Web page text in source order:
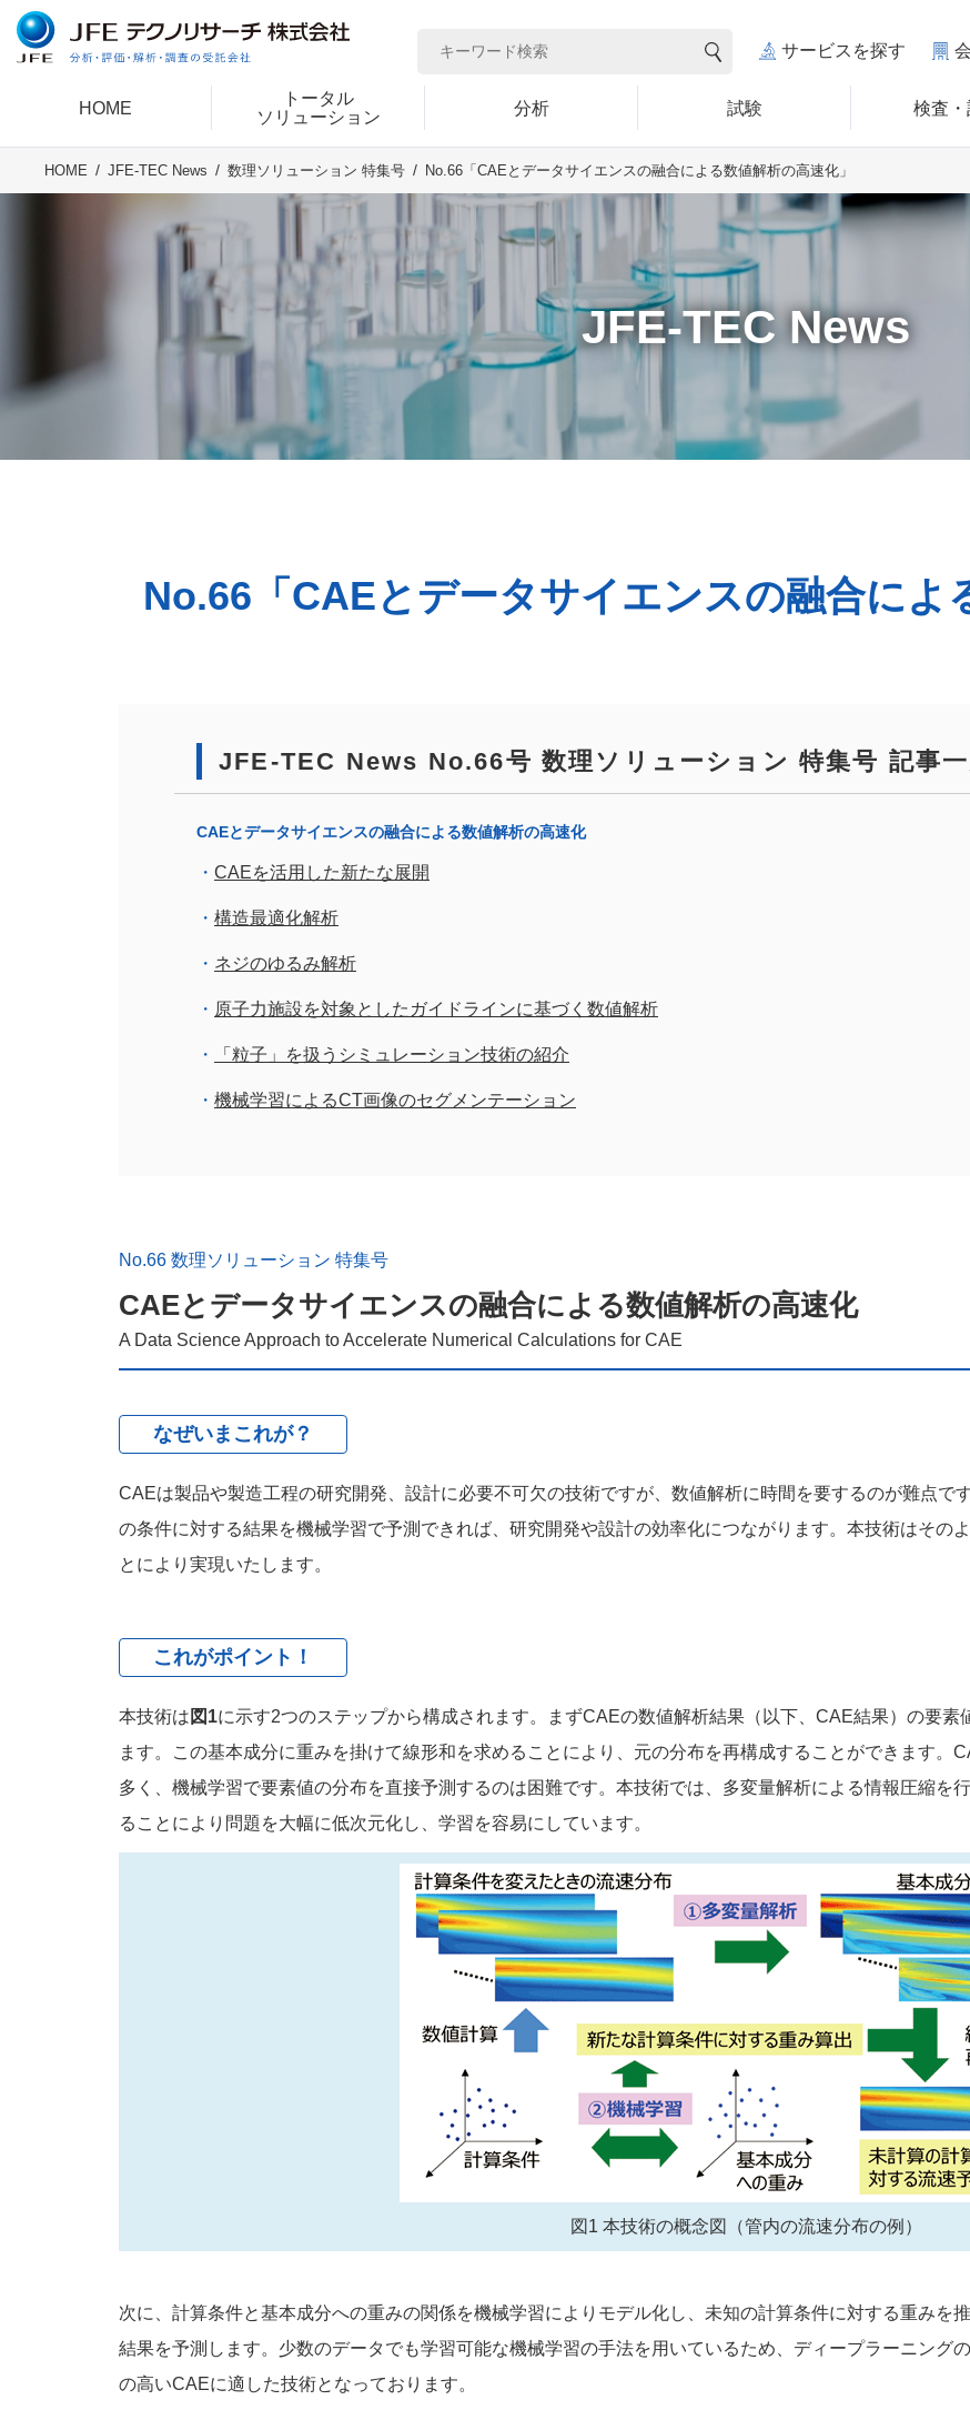
HOME
トータル
ソリューション
分析 試験 検査・
サービスを探す
HOME JFE-TEC News 数理ソリューション 特集号 No.66「CAEとデータサイエンスの融合による数値解析の高速化」
JFE-TEC News
No.66「CAEとデータサイエンスの融合によ
JFE-TEC News No.66号 数理ソリューション 特集号 記事
CAEとデータサイエンスの融合による数値解析の高速化
CAEを活用した新たな展開
構造最適化解析
ネジのゆるみ解析
原子力施設を対象としたガイドラインに基づく数値解析
「粒子」を扱うシミュレーション技術の紹介
機械学習によるCT画像のセグメンテーション
No.66 数理ソリューション 特集号
CAEとデータサイエンスの融合による数値解析の高速化
A Data Science Approach to Accelerate Numerical Calculations for CAE
なぜいまこれが？
CAEは製品や製造工程の研究開発、設計に必要不可欠の技術ですが、数値解析に時間を要するのが難点で
の条件に対する結果を機械学習で予測できれば、研究開発や設計の効率化につながります。本技術はその
とにより実現いたします。
これがポイント！
本技術は 図1に示す2つのステップから構成されます。まずCAEの数値解析結果（以下、CAE結果）の要
ます。この基本成分に重みを掛けて線形和を求めることにより、元の分布を再構成することができます。
多く、機械学習で要素値の分布を直接予測するのは困難です。本技術では、多変量解析による情報圧縮を
ることにより問題を大幅に低次元化し、学習を容易にしています。
図1 本技術の概念図（管内の流速分布の例）
次に、計算条件と基本成分への重みの関係を機械学習によりモデル化し、未知の計算条件に対する重みを
結果を予測します。少数のデータでも学習可能な機械学習の手法を用いているため、ディープラーニング
の高いCAEに適した技術となっております。